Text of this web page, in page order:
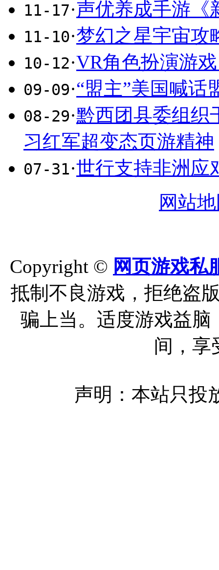
11-17·声优养成手游《
11-10·梦幻之星宇宙攻
10-12·VR角色扮演游
09-09·“盟主”美国喊话
08-29·黔西团县委组织
习红军超变态页游精神
07-31·世行支持非洲应
网站
Copyright © 网页游戏私
抵制不良游戏，拒绝盗
骗上当。适度游戏益
间，享
声明：本站只投